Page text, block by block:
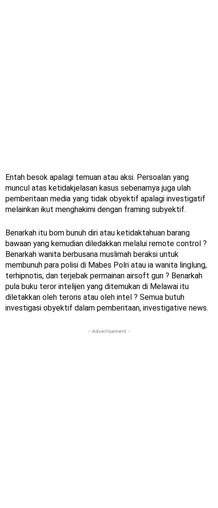
Entah besok apalagi temuan atau aksi. Persoalan yang
muncul atas ketidakjelasan kasus sebenarnya juga ulah
pemberitaan media yang tidak obyektif apalagi investigatif
melainkan ikut menghakimi dengan framing subyektif.
Benarkah itu bom bunuh diri atau ketidaktahuan barang
bawaan yang kemudian diledakkan melalui remote control ?
Benarkah wanita berbusana muslimah beraksi untuk
membunuh para polisi di Mabes Polri atau ia wanita linglung,
terhipnotis, dan terjebak permainan airsoft gun ? Benarkah
pula buku teror intelijen yang ditemukan di Melawai itu
diletakkan oleh teroris atau oleh intel ? Semua butuh
investigasi obyektif dalam pemberitaan, investigative news.
- Advertisement -